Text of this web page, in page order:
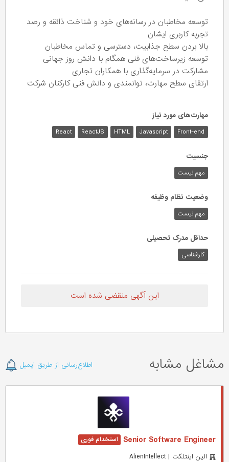
توسعه مخاطبان در رسانه‌های خود و شناخت ذائقه و رصد
تجربه کاربری ایشان
بالا بردن سطح جذابیت، دسترسی و تماس مخاطبان
توسعه زیرساخت‌های فنی همگام با دانش روز جهانی
مشارکت در سرمایه‌گذاری با همکاران تجاری
ارتقای سطح مهارت، توانمندی و دانش فنی کارکنان شرکت
مهارت‌های مورد نیاز
Front-end
Javascript
HTML
ReactJS
React
جنسیت
مهم نیست
وضعیت نظام وظیفه
مهم‌ نیست
حداقل مدرک تحصیلی
کارشناسی
این آگهی منقضی شده است
مشاغل مشابه اطلاع‌رسانی از طریق ایمیل
Senior Software Engineer
الین اینتلکت | AlienIntellect